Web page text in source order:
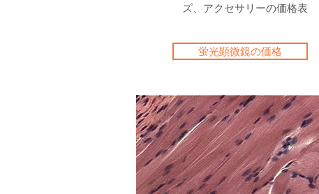
ズ、アクセサリーの価格表
蛍光顕微鏡の価格